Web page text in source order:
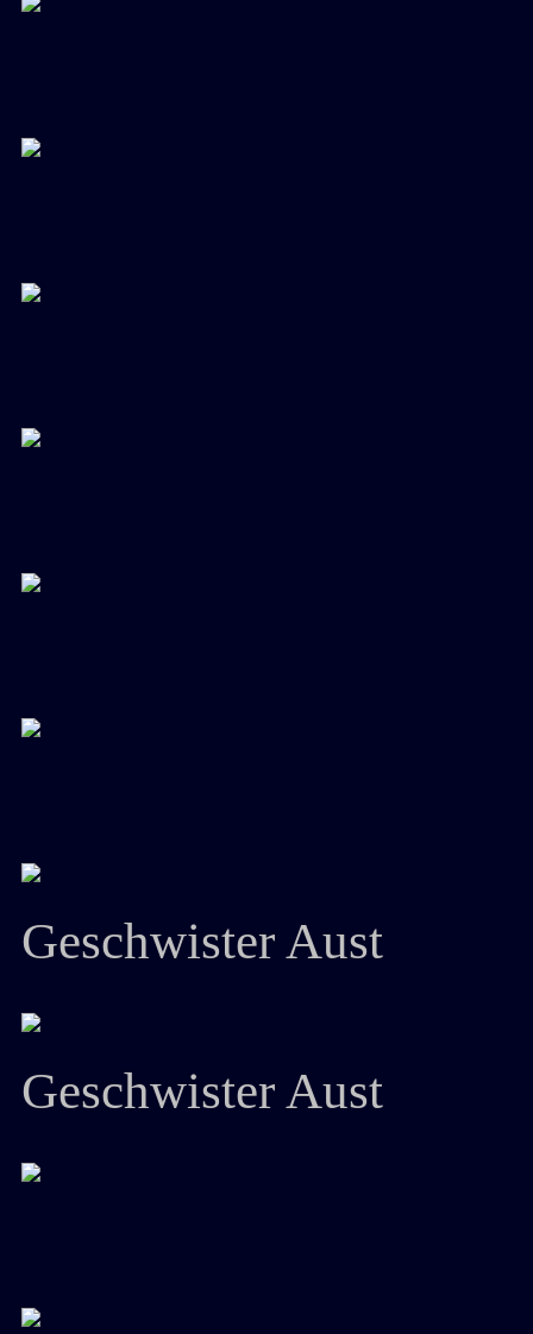
Geschwister Aust
Geschwister Aust